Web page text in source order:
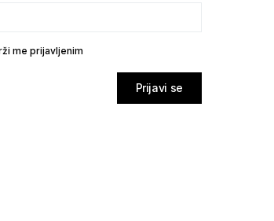
me prijavljenim
Prijavi se